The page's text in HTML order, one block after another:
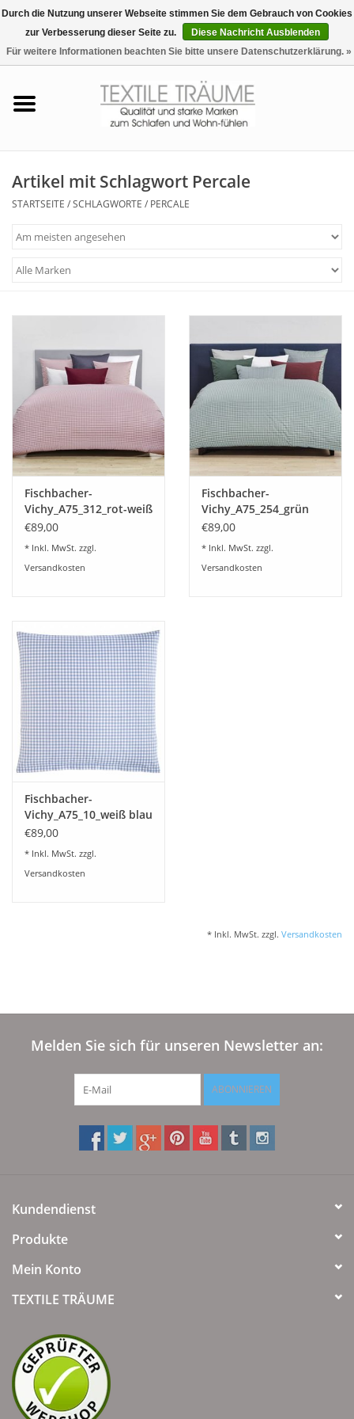
0 Artikel - €0,00
Tag & Nachtwäsche
Plaids, Decken, Kissen
Mode & Accessoires
Edles aus Cashmere
Tisch & Küche
Kinder
Gutscheine
Accessoires Spa
Angebote
Info-Service
Geprüfter Webshop
Über uns
Artikel mit Schlagwort Percale
STARTSEITE /SCHLAGWORTE / PERCALE
Fischbacher-
Vichy_A75_312_rot-weiß
€89,00
* Inkl. MwSt. zzgl.
Versandkosten
Fischbacher-
Vichy_A75_254_grün
€89,00
* Inkl. MwSt. zzgl.
Versandkosten
Fischbacher-
Vichy_A75_10_weiß blau
€89,00
* Inkl. MwSt. zzgl.
Versandkosten
* Inkl. MwSt. zzgl. Versandkosten
Melden Sie sich für unseren Newsletter an:
ABONNIEREN
Kundendienst
Produkte
Mein Konto
TEXTILE TRÄUME
Durch die Nutzung unserer Webseite stimmen Sie dem Gebrauch von Cookies
zur Verbesserung dieser Seite zu.
Diese Nachricht Ausblenden
Für weitere Informationen beachten Sie bitte unsere Datenschutzerklärung. »